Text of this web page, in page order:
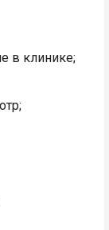
в клинике;